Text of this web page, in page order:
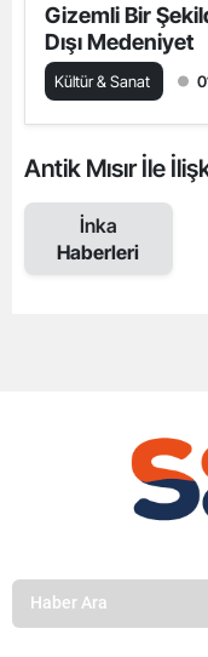
Gizemli Bir
Dışı Medeniyet
Kültür & Sanat
Antik Mısır İle
İnka
Haberleri